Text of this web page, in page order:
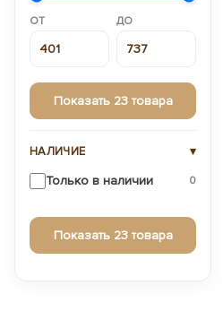
ОТ ДО
Показать 23 товара
НАЛИЧИЕ ▾
Только в наличии 0
Показать 23 товара